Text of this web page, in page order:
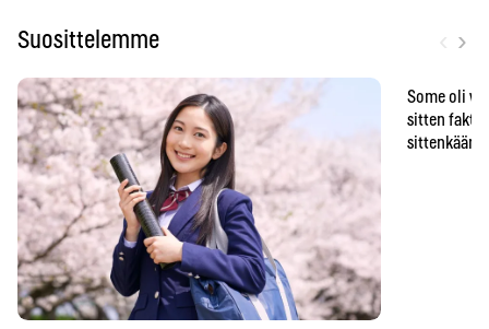
Suosittelemme ›
Some oli
sitten
sittenkään